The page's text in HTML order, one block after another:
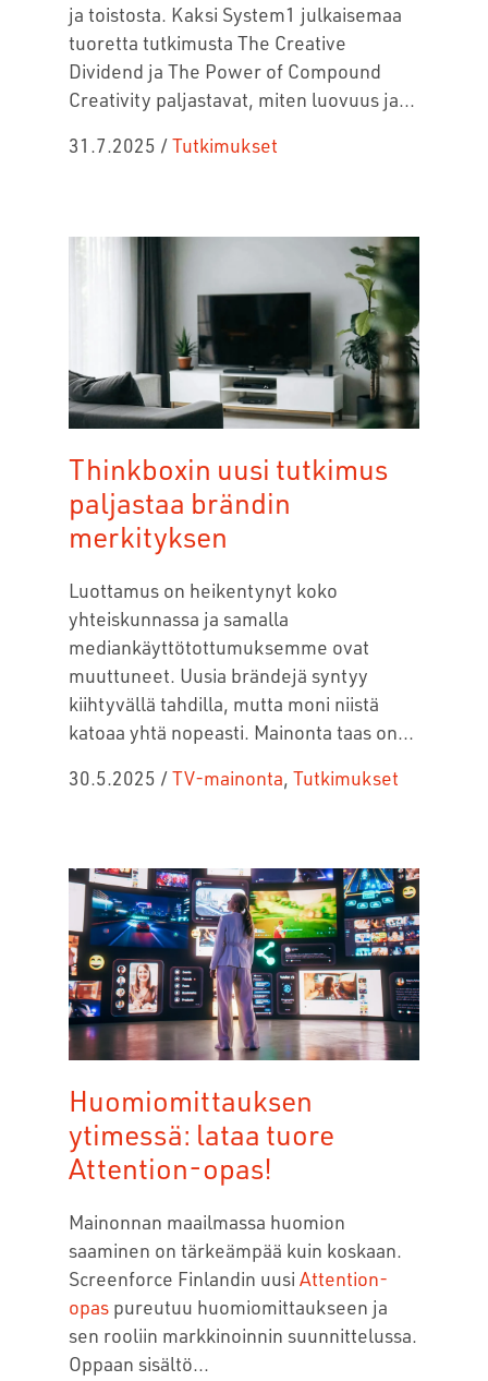
ja toistosta. Kaksi System1 julkaisemaa
tuoretta tutkimusta The Creative
Dividend ja The Power of Compound
Creativity paljastavat, miten luovuus ja...
31.7.2025 /Tutkimukset
Thinkboxin uusi tutkimus
paljastaa brändin
merkityksen
Luottamus on heikentynyt koko
yhteiskunnassa ja samalla
mediankäyttötottumuksemme ovat
muuttuneet. Uusia brändejä syntyy
kiihtyvällä tahdilla, mutta moni niistä
katoaa yhtä nopeasti. Mainonta taas on...
30.5.2025 /TV-mainonta, Tutkimukset
Huomiomittauksen
ytimessä: lataa tuore
Attention-opas!
Mainonnan maailmassa huomion
saaminen on tärkeämpää kuin koskaan.
Screenforce Finlandin uusi Attention-
opas pureutuu huomiomittaukseen ja
sen rooliin markkinoinnin suunnittelussa.
Oppaan sisältö...